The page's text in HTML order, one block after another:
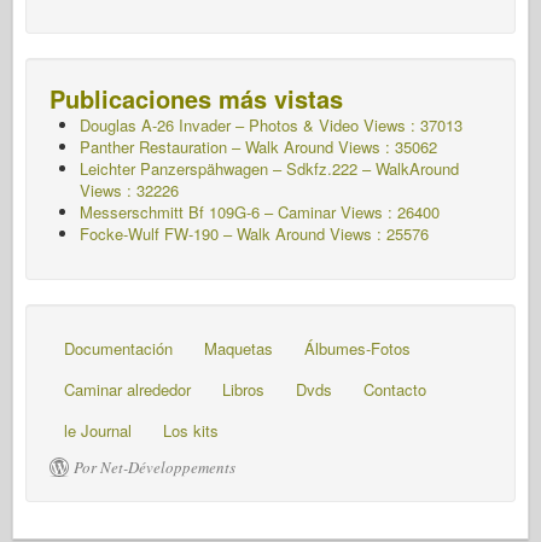
Publicaciones más vistas
Douglas A-26 Invader – Photos & Video Views : 37013
Panther Restauration – Walk Around Views : 35062
Leichter Panzerspähwagen – Sdkfz.222 – WalkAround
Views : 32226
Messerschmitt Bf 109G-6 – Caminar Views : 26400
Focke-Wulf FW-190 – Walk Around Views : 25576
Documentación Maquetas
Álbumes-Fotos
Caminar alrededor
Libros Dvds
Contacto
le Journal
Los kits
Por Net-Développements